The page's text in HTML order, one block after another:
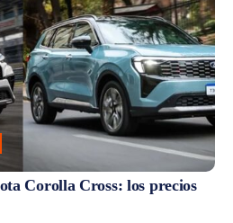
Corolla Cross: los precios